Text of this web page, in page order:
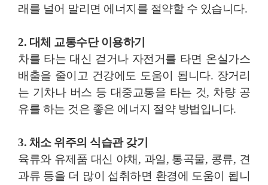
래를 널어 말리면 에너지를 절약할 수 있습니다.
2. 대체 교통수단 이용하기
차를 타는 대신 걷거나 자전거를 타면 온실가스
배출을 줄이고 건강에도 도움이 됩니다. 장거리
는 기차나 버스 등 대중교통을 타는 것, 차량 공
유를 하는 것은 좋은 에너지 절약 방법입니다.
3. 채소 위주의 식습관 갖기
육류와 유제품 대신 야채, 과일, 통곡물, 콩류, 견
과류 등을 더 많이 섭취하면 환경에 도움이 됩니